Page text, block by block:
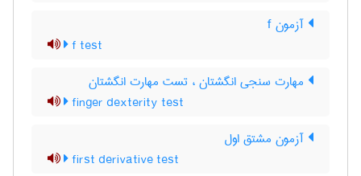
آزمون f
f test
مهارت سنجی انگشتان ، تست مهارت انگشتان
finger dexterity test
آزمون مشتق اول
first derivative test